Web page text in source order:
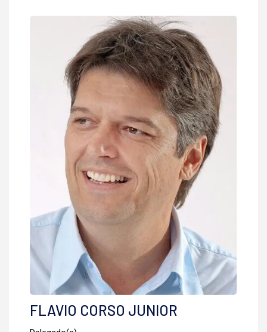
FLAVIO CORSO JUNIOR